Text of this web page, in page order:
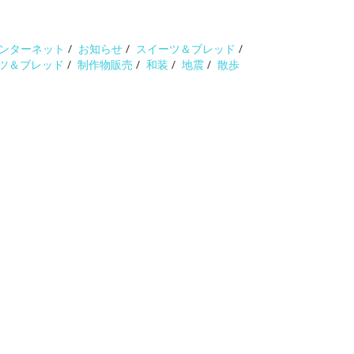
ターネット / お知らせ / スイーツ＆ブレッド /
＆ブレッド / 制作物販売 / 和装 / 地震 / 散歩